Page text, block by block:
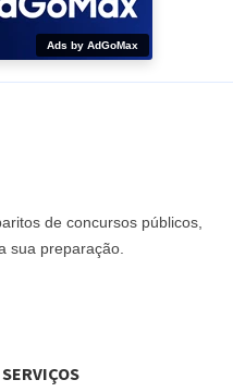
Ads by AdGoMax
de concursos públicos,
sua preparação.
SERVIÇOS